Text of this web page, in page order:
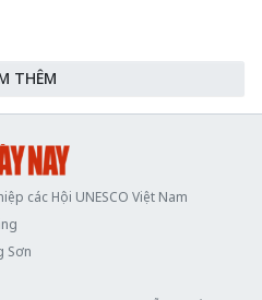
THÊM
các Hội UNESCO Việt Nam
Sơn